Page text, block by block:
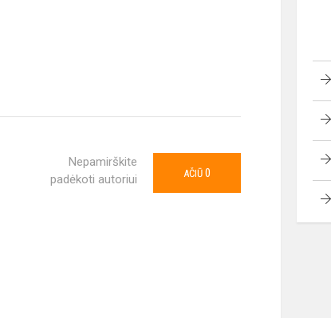
Nepamirškite
padėkoti autoriui
AČIŪ 0